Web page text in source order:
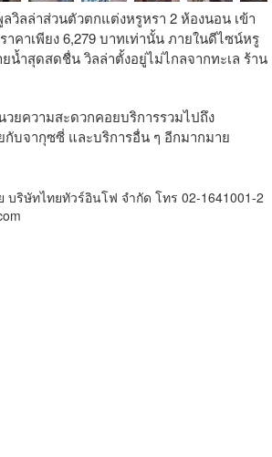
วิลล่าส่วนตัวตกแต่งหรูหรา 2 ห้องนอน เข้า
คาเพียง 6,279 บาทเท่านั้น ภายในดีไซน์หรู
น้ำสุดสดชื่น วิลล่าตั้งอยู่ไม่ไกลจากทะเล ร้าน
ยความสะดวกคอยบริการรวมไปถึง
บจากุซซี่ และบริการอื่น ๆ อีกมากมาย
ริษัทไทยทัวร์อินโฟ จำกัด โทร 02-1641001-2